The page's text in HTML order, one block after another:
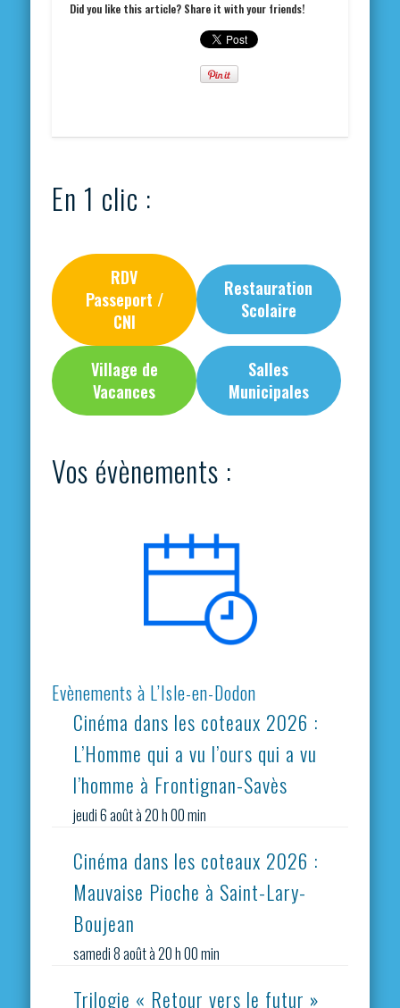
Did you like this article? Share it with your friends!
En 1 clic :
RDV
Passeport /
CNI
Restauration
Scolaire
Village de
Vacances
Salles
Municipales
Vos évènements :
Evènements à L’Isle-en-Dodon
Cinéma dans les coteaux 2026 :
L’Homme qui a vu l’ours qui a vu
l’homme à Frontignan-Savès
jeudi 6 août à 20 h 00 min
Cinéma dans les coteaux 2026 :
Mauvaise Pioche à Saint-Lary-
Boujean
samedi 8 août à 20 h 00 min
Trilogie « Retour vers le futur »